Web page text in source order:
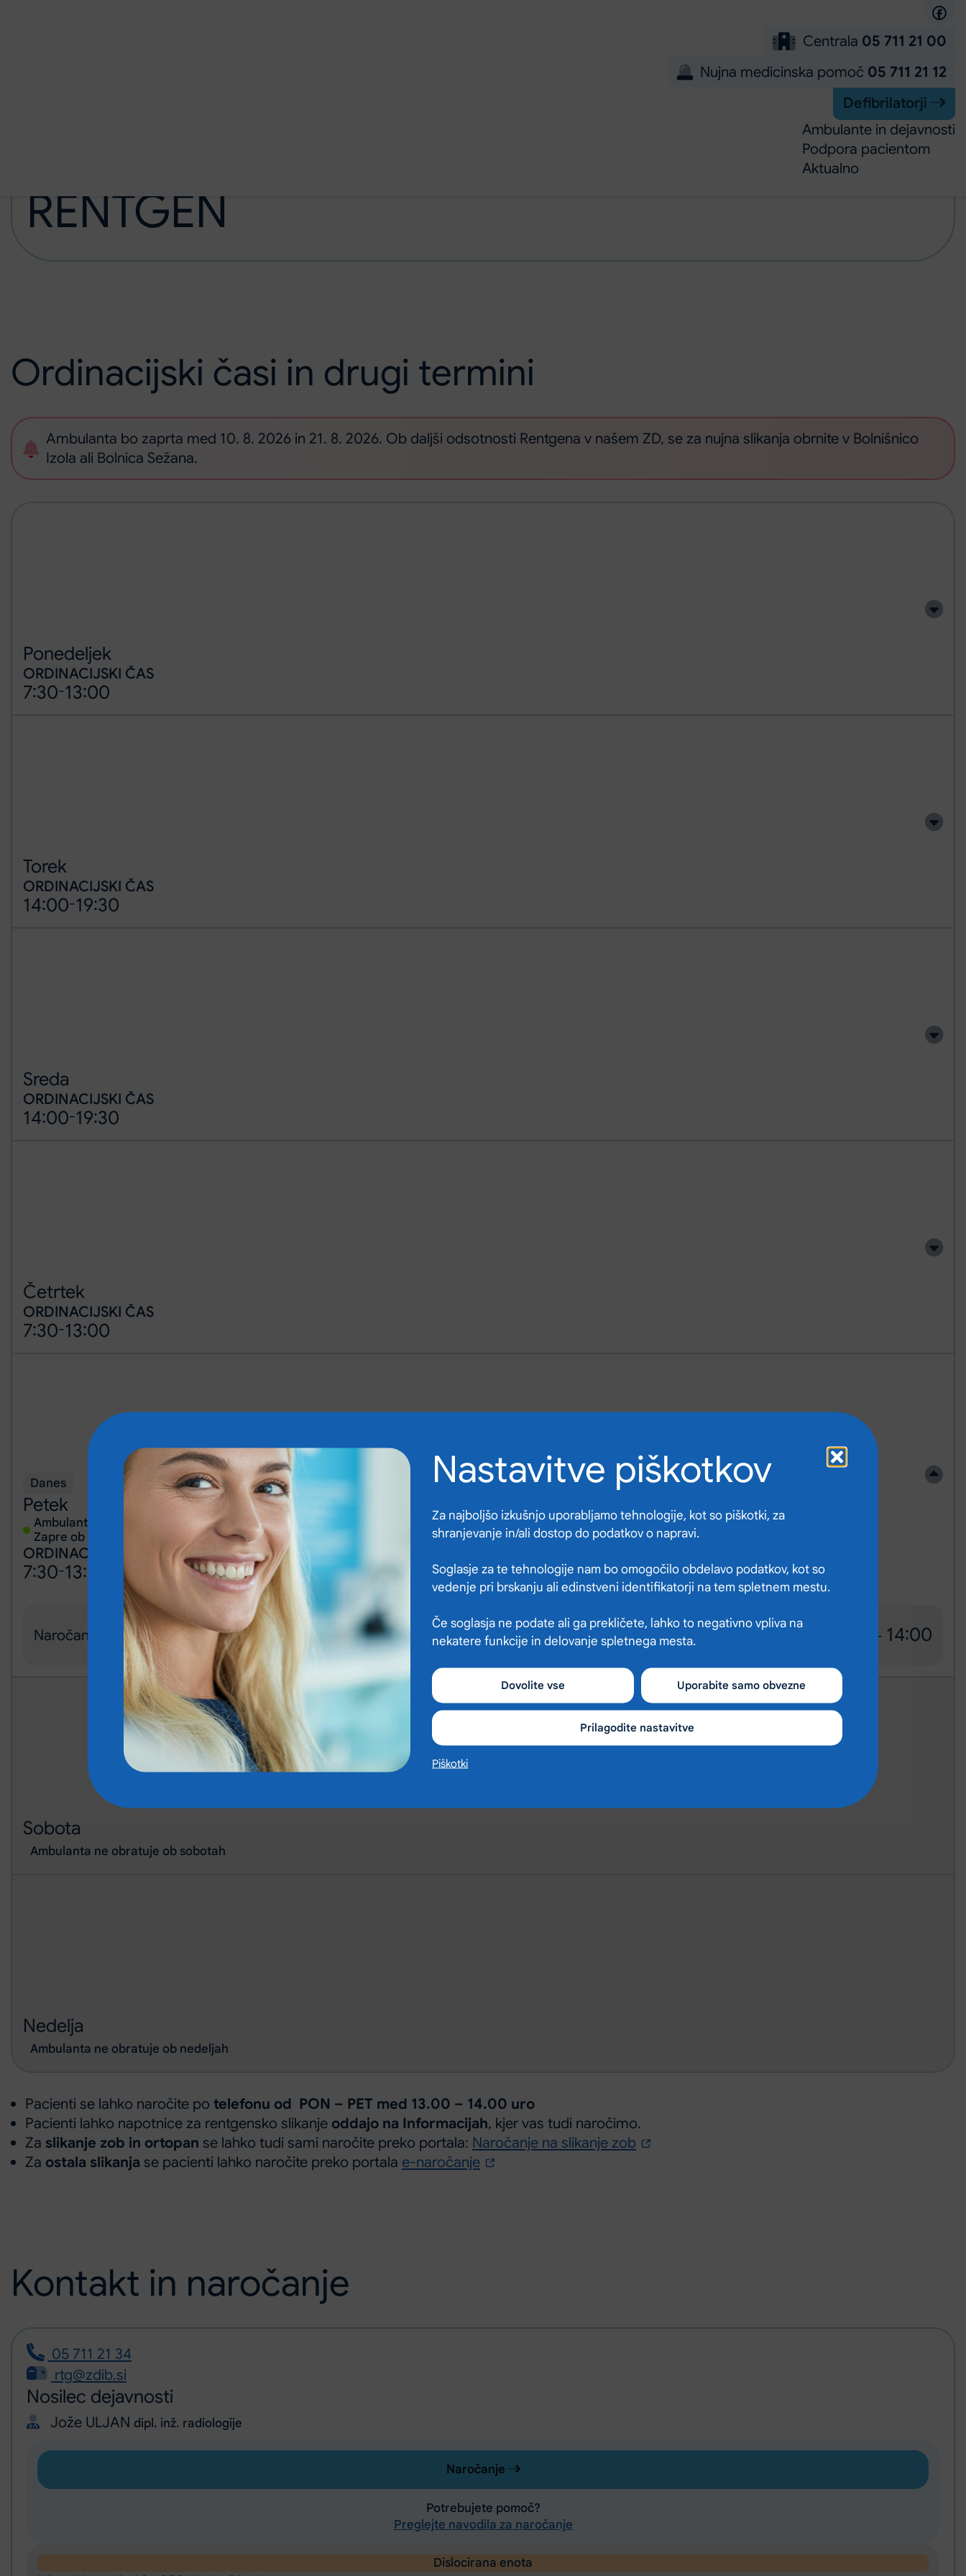
Nastavitve piškotkov
Za najboljšo izkušnjo uporabljamo tehnologije, kot so piškotki, za
shranjevanje in/ali dostop do podatkov o napravi.
Soglasje za te tehnologije nam bo omogočilo obdelavo podatkov, kot so
vedenje pri brskanju ali edinstveni identifikatorji na tem spletnem mestu.
Če soglasja ne podate ali ga prekličete, lahko to negativno vpliva na
nekatere funkcije in delovanje spletnega mesta.
Dovolite vse Uporabite samo obvezne
Prilagodite nastavitve
Piškotki
Centrala 05 711 21 00
Nujna medicinska pomoč 05 711 21 12
Defibrilatorji
Ambulante in dejavnosti
Podpora pacientom
Aktualno
RENTGEN
Ordinacijski časi in drugi termini
Ambulanta bo zaprta med 10. 8. 2026 in 21. 8. 2026. Ob daljši odsotnosti Rentgena v našem ZD, se za nujna slikanja obrnite v Bolnišnico
Izola ali Bolnica Sežana.
Ponedeljek
ORDINACIJSKI ČAS
7:30-13:00
Torek
ORDINACIJSKI ČAS
14:00-19:30
Sreda
ORDINACIJSKI ČAS
14:00-19:30
Četrtek
ORDINACIJSKI ČAS
7:30-13:00
Petek
Danes
ORDINACIJSKI ČAS
7:30-13:00
Ambulanta je trenutno odprta.
Zapre ob 13:00.
Naročanje - 14:00
Sobota
Ambulanta ne obratuje ob sobotah
Nedelja
Ambulanta ne obratuje ob nedeljah
Pacienti se lahko naročite po telefonu od PON – PET med 13.00 – 14.00 uro
Pacienti lahko napotnice za rentgensko slikanje oddajo na Informacijah, kjer vas tudi naročimo.
Za slikanje zob in ortopan se lahko tudi sami naročite preko portala: Naročanje na slikanje zob
Za ostala slikanja se pacienti lahko naročite preko portala e-naročanje
Kontakt in naročanje
05 711 21 34
rtg@zdib.si
Nosilec dejavnosti
Jože ULJAN dipl. inž. radiologije
Naročanje
Potrebujete pomoč?
Preglejte navodila za naročanje
Dislocirana enota